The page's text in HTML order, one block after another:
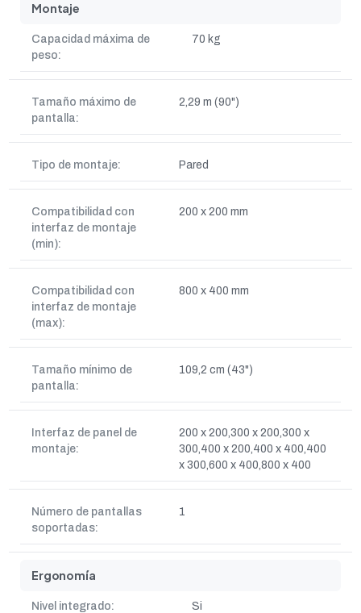
Montaje
Capacidad máxima de
peso:
70 kg
Tamaño máximo de
pantalla:
2,29 m (90")
Tipo de montaje: Pared
Compatibilidad con
interfaz de montaje
(min):
200 x 200 mm
Compatibilidad con
interfaz de montaje
(max):
800 x 400 mm
Tamaño mínimo de
pantalla:
109,2 cm (43")
Interfaz de panel de
montaje:
200 x 200,300 x 200,300 x
300,400 x 200,400 x 400,400
x 300,600 x 400,800 x 400
Número de pantallas
soportadas:
1
Ergonomía
Nivel integrado: Si